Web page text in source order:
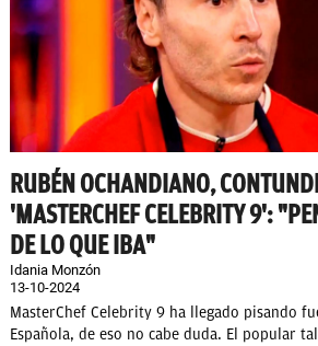
RUBÉN OCHANDIANO,
'MASTERCHEF CELEBRITY 9':
DE LO QUE IBA"
Idania Monzón
13-10-2024
MasterChef Celebrity 9 ha llegado pisando
Española, de eso no cabe duda. El popular